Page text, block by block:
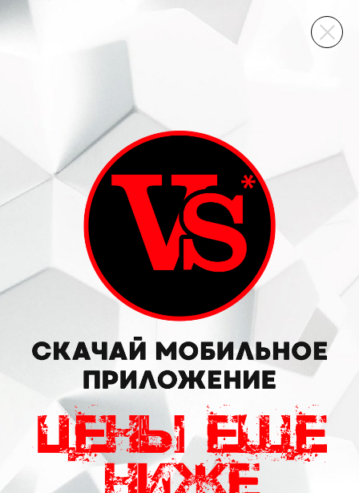
ВИННЫЙ СКЛАД